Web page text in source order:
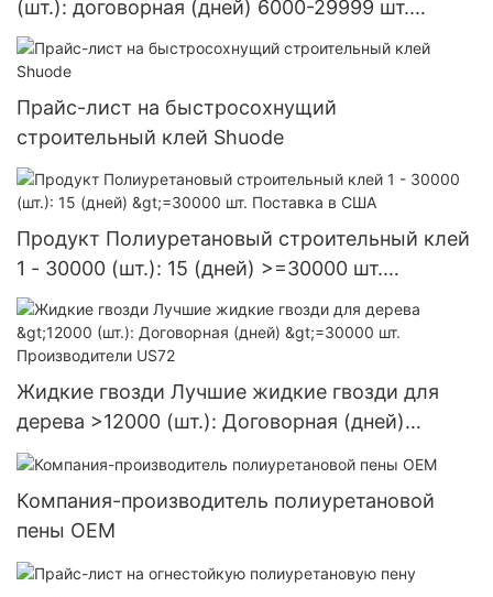
(шт.): договорная (дней) 6000-29999 шт.
Поставка в США.
Прайс-лист на быстросохнущий
строительный клей Shuode
Продукт Полиуретановый строительный клей
1 - 30000 (шт.): 15 (дней) >=30000 шт.
Поставка в США
Жидкие гвозди Лучшие жидкие гвозди для
дерева >12000 (шт.): Договорная (дней)
>=30000 шт. Производители US72
Компания-производитель полиуретановой
пены OEM